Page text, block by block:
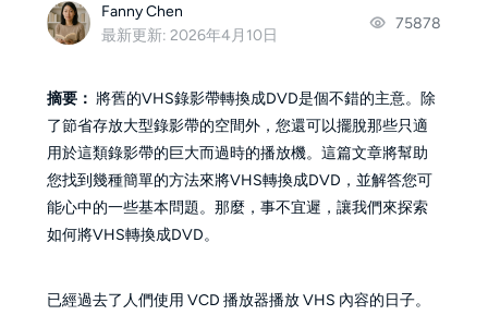
Fanny Chen
最新更新: 2026年4月10日
75878
摘要： 將舊的VHS錄影帶轉換成DVD是個不錯的主意。除
了節省存放大型錄影帶的空間外，您還可以擺脫那些只適
用於這類錄影帶的巨大而過時的播放機。這篇文章將幫助
您找到幾種簡單的方法來將VHS轉換成DVD，並解答您可
能心中的一些基本問題。那麼，事不宜遲，讓我們來探索
如何將VHS轉換成DVD。
已經過去了人們使用 VCD 播放器播放 VHS 內容的日子。